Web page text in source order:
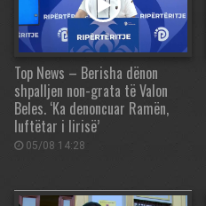
Top News – Berisha dënon
shpalljen non-grata të Valon
Beles. ‘Ka denoncuar Ramën,
luftëtar i lirisë’
05/08 14:28